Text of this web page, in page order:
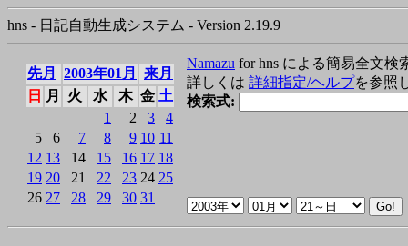
hns - 日記自動生成システム - Version 2.19.9
先月 2003年01月
来月
日
月 火 水 木 金 土
1
2 3
4
5
6 7 8 9 10 11
12 13 14 15 16 17 18
19 20 21 22 23 24 25
26 27 28 29 30 31
Namazu for hns による簡易全文検
詳しくは 詳細指定/ヘルプを参照
検索式: